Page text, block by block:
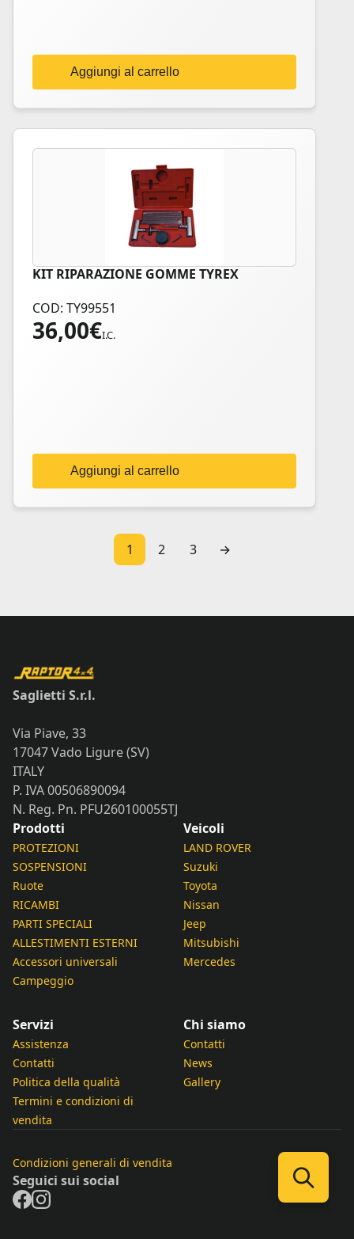
Aggiungi al carrello
KIT RIPARAZIONE GOMME TYREX
COD: TY99551
36,00€I.C.
Aggiungi al carrello
1 2 3 →
Saglietti S.r.l.
Via Piave, 33
17047 Vado Ligure (SV)
ITALY
P. IVA 00506890094
N. Reg. Pn. PFU260100055TJ
Prodotti
PROTEZIONI
SOSPENSIONI
Ruote
RICAMBI
PARTI SPECIALI
ALLESTIMENTI ESTERNI
Accessori universali
Campeggio
Veicoli
LAND ROVER
Suzuki
Toyota
Nissan
Jeep
Mitsubishi
Mercedes
Servizi
Assistenza
Contatti
Politica della qualità
Termini e condizioni di
vendita
Chi siamo
Contatti
News
Gallery
Condizioni generali di vendita
Seguici sui social